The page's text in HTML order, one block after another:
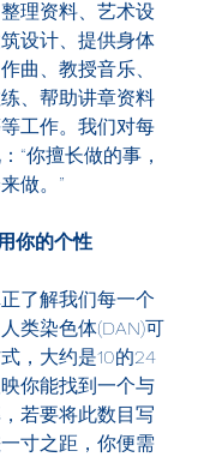
理资料、艺术设
设计、提供身体
曲、教授音乐、
、帮助讲章资料
工作。我们对每
“你擅长做的事，
做。”
你的个性
解我们每一个
类染色体(DAN)可
，大约是10的24
你能找到一个与
若要将此数目写
寸之距，你便需